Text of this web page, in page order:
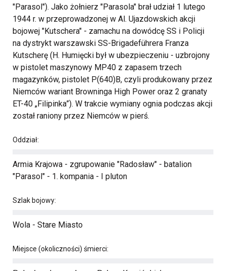
"Parasol"). Jako żołnierz "Parasola" brał udział 1 lutego
1944 r. w przeprowadzonej w Al. Ujazdowskich akcji
bojowej "Kutschera" - zamachu na dowódcę SS i Policji
na dystrykt warszawski SS-Brigadeführera Franza
Kutscherę (H. Humięcki był w ubezpieczeniu - uzbrojony
w pistolet maszynowy MP40 z zapasem trzech
magazynków, pistolet P(640)B, czyli produkowany przez
Niemców wariant Browninga High Power oraz 2 granaty
ET-40 „Filipinka”). W trakcie wymiany ognia podczas akcji
został raniony przez Niemców w pierś.
Oddział:
Armia Krajowa - zgrupowanie "Radosław" - batalion
"Parasol" - 1. kompania - I pluton
Szlak bojowy:
Wola - Stare Miasto
Miejsce (okoliczności) śmierci: